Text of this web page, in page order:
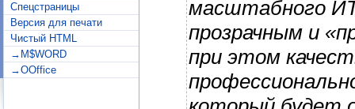
Спецстраницы
Версия для печати
Чистый HTML
→M$WORD
→OOffice
масштабного
прозрачным и
при этом